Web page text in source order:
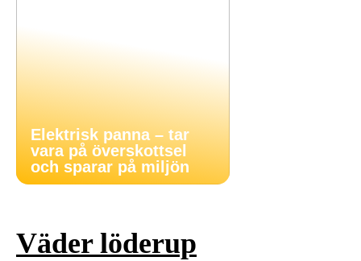
Elektrisk panna – tar
vara på överskottsel
och sparar på miljön
Väder löderup